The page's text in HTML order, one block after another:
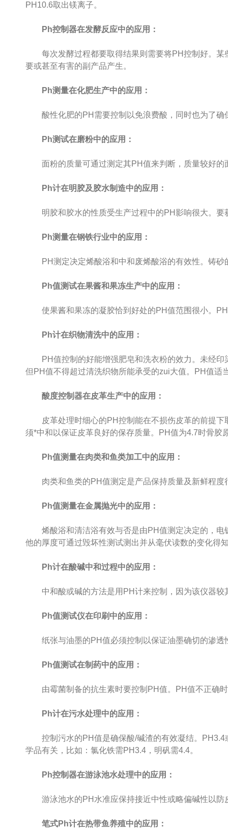
PH10.6取出镁离子。
Ph控制器在发酵反应中的应用：
每次发酵过程都要取得结果则需要将PH控制好。某
要或甚至有害的副产品产生。
Ph测量在化肥生产中的应用：
酸性化肥的PH需要控制以免浪费酸，同时也为了确
Ph测试在磨粉中的应用：
面粉的质量可通过测定其PH值来判断，质量较好的
Ph计在明胶及胶水制造中的应用：
明胶和胶水的性质受生产过程中的PH影响很大。要
Ph测量在钢铁行业中的应用：
PH测定决定烯酸浴和中和废烯酸浴的有效性。铸砂
Ph值测试在果酱和果冻生产中的应用：
使果酱和果冻的凝胶恰到好处的PH值范围很小。
Ph计在织物清洗中的应用：
PH值控制的好能增强肥皂和洗衣粉的效力。未经印
但PH值不得超过清洗织物所能承受的zui大值。PH值适
酸度控制器在皮革生产中的应用：
皮革处理时细心的PH控制能在不损伤皮革的前提下
须*中和以保证皮革良好的保存质量。PH值为4.7时骨胶
Ph值测量在肉类和鱼类加工中的应用：
肉类和鱼类的PH值测定是产品保持质量及新鲜程度
Ph值测量在金属抛光中的应用：
烯酸浴和清洁浴有效与否是由PH值测定决定的，电
他的厚度可通过毁坏性测试测出并从毫伏读数的变化得
Ph计在酸碱中和过程中的应用：
中和酸或碱的方法是用PH计来控制，因为该仪器较
Ph值测试仪在印刷中的应用：
纸张与油墨的PH值必须控制以保证油墨确切的渗透
Ph值测试在制药中的应用：
由霉菌制备的抗生素时要控制PH值。PH值不正确时
Ph计在污水处理中的应用：
控制污水的PH值是确保酸/碱渣的有效凝结。PH3.4
学品有关，比如：氯化铁需PH3.4，明矾需4.4。
Ph控制器在游泳池水处理中的应用：
游泳池水的PH水准应保持接近中性或略偏碱性以防
笔式Ph计在热带鱼养殖中的应用：